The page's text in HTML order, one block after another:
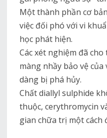
Một thành phần cơ
việc đối phó với vi
học phát hiện.
Các xét nghiệm đã
màng nhầy bảo vệ
dàng bị phá hủy.
Chất diallyl sulphide
thuộc, cerythromycin
gian chữa trị một cách